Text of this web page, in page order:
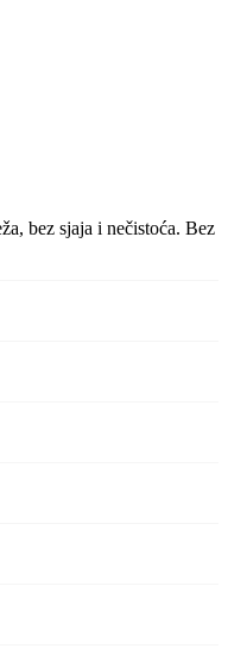
bez sjaja i nečistoća. Bez